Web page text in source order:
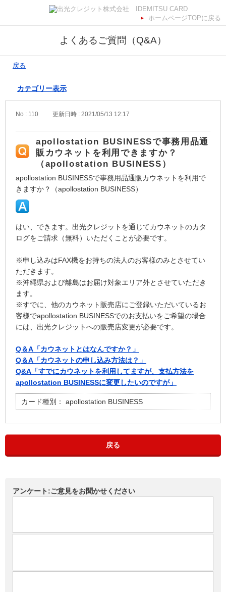
ホームページTOPに戻る
よくあるご質問（Q&A）
戻る
カテゴリー表示
No : 110 更新日時 : 2021/05/13 12:17
apollostation BUSINESSで事務用品通
販カウネットを利用できますか？
（apollostation BUSINESS）
apollostation BUSINESSで事務用品通販カウネットを利用で
きますか？（apollostation BUSINESS）
はい、できます。出光クレジットを通じてカウネットのカタ
ログをご請求（無料）いただくことが必要です。
※申し込みはFAX機をお持ちの法人のお客様のみとさせてい
ただきます。
※沖縄県および離島はお届け対象エリア外とさせていただき
ます。
※すでに、他のカウネット販売店にご登録いただいているお
客様でapollostation BUSINESSでのお支払いをご希望の場合
には、出光クレジットへの販売店変更が必要です。
Q＆A「カウネットとはなんですか？」
Q＆A「カウネットの申し込み方法は？」
Q&A「すでにカウネットを利用してますが、支払方法を
apollostation BUSINESSに変更したいのですが」
カード種別： apollostation BUSINESS
戻る
アンケート:ご意見をお聞かせください